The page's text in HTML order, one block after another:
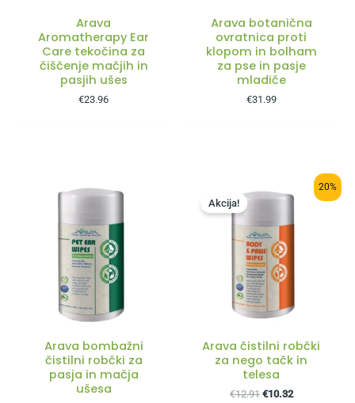
Arava
Aromatherapy Ear
Care tekočina za
čiščenje mačjih in
pasjih ušes
€23.96
Arava botanična
ovratnica proti
klopom in bolham
za pse in pasje
mladiče
€31.99
Arava bombažni
čistilni robčki za
pasja in mačja
ušesa
20%
Akcija!
Arava čistilni robčki
za nego tačk in
telesa
€12.91 €10.32